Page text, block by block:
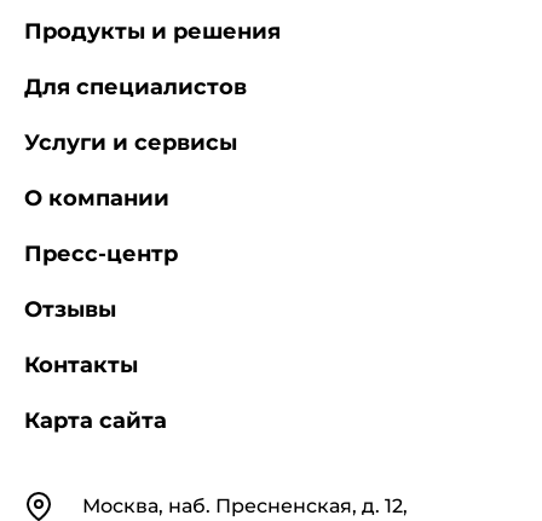
КонтактыМосква, наб. Пресненская, д. 12,
Продукты и решения
Для специалистов
Услуги и сервисы
О компании
Пресс-центр
Отзывы
Контакты
Карта сайта